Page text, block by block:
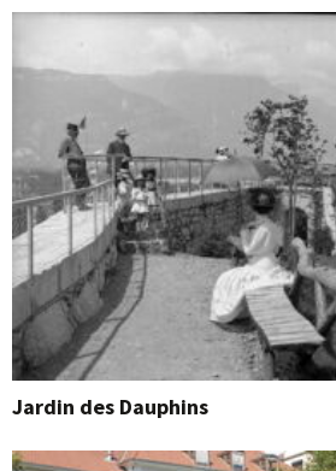
Jardin des Dauphins